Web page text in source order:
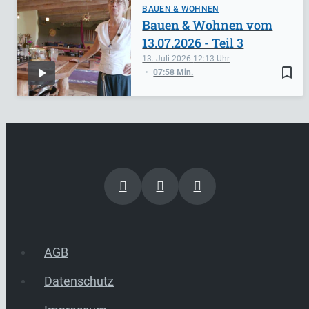
BAUEN & WOHNEN
bookmark_border
13. Juli 2026 12:13
07:58 Min.
Bauen & Wohnen vom
13.07.2026 - Teil 3
AGB
Datenschutz